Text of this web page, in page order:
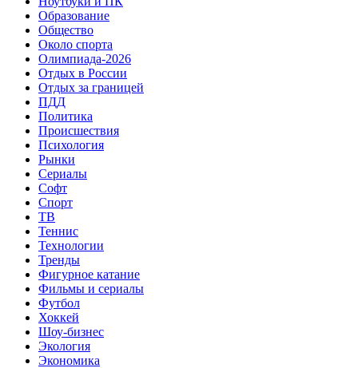
Образование
Общество
Около спорта
Олимпиада-2026
Отдых в России
Отдых за границей
ПДД
Политика
Происшествия
Психология
Рынки
Сериалы
Софт
Спорт
ТВ
Теннис
Технологии
Тренды
Фигурное катание
Фильмы и сериалы
Футбол
Хоккей
Шоу-бизнес
Экология
Экономика